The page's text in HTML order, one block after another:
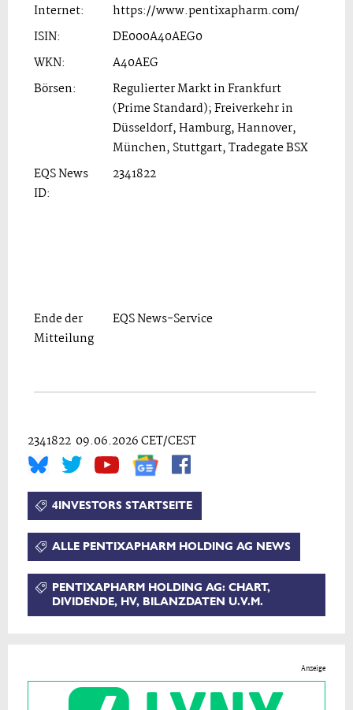
Internet:
https://www.pentixapharm.com/
ISIN:
DE000A40AEG0
WKN:
A40AEG
Börsen:
Regulierter Markt in Frankfurt
(Prime Standard); Freiverkehr in
Düsseldorf, Hamburg, Hannover,
München, Stuttgart, Tradegate BSX
EQS News
ID:
2341822
Ende der
Mitteilung
EQS News-Service
2341822 09.06.2026 CET/CEST
4INVESTORS STARTSEITE
ALLE PENTIXAPHARM HOLDING AG NEWS
PENTIXAPHARM HOLDING AG: CHART,
DIVIDENDE, HV, BILANZDATEN U.V.M.
Anzeige